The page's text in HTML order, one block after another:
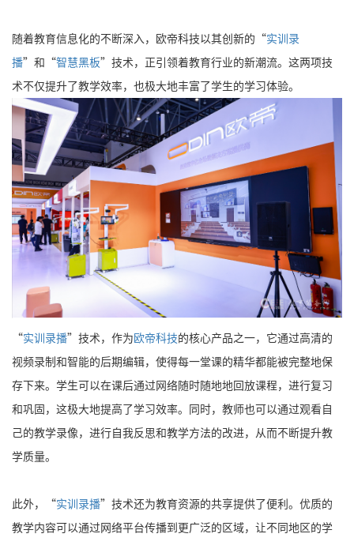
随着教育信息化的不断深入，欧帝科技以其创新的“实训录
播”和“智慧黑板”技术，正引领着教育行业的新潮流。这两项技
术不仅提升了教学效率，也极大地丰富了学生的学习体验。
“实训录播”技术，作为 欧帝科技的核心产品之一，它通过高清的
视频录制和智能的后期编辑，使得每一堂课的精华都能被完整地保
存下来。学生可以在课后通过网络随时随地地回放课程，进行复习
和巩固，这极大地提高了学习效率。同时，教师也可以通过观看自
己的教学录像，进行自我反思和教学方法的改进，从而不断提升教
学质量。
此外，“实训录播”技术还为教育资源的共享提供了便利。优质的
教学内容可以通过网络平台传播到更广泛的区域，让不同地区的学